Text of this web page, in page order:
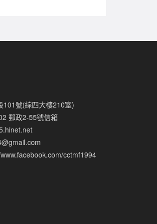
101號(綜四大樓210室)
郵政2-55號信箱
cctmf1994